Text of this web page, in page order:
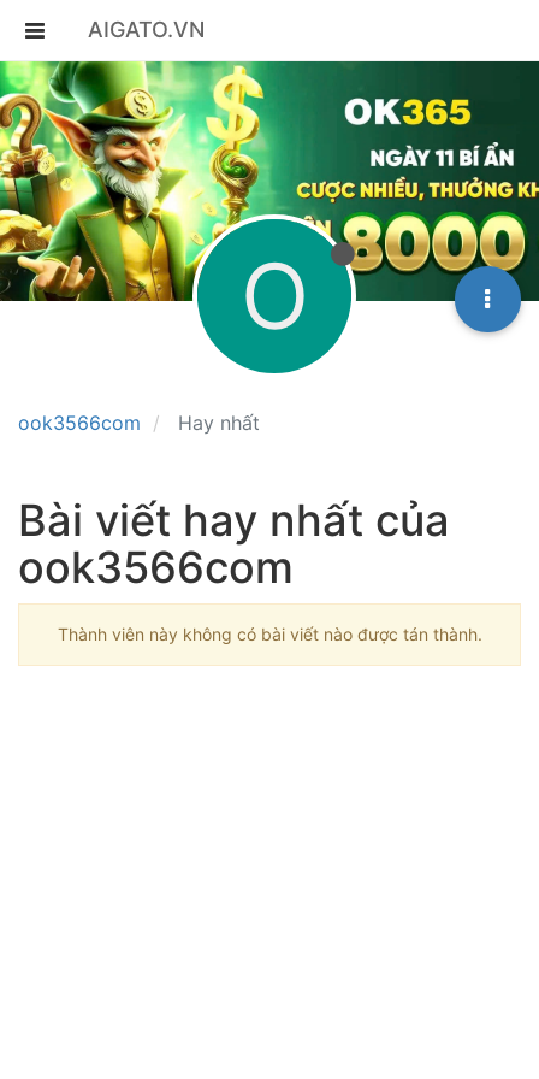
AIGATO.VN
ook3566com Hay nhất
O
Bài viết hay nhất của
ook3566com
Thành viên này không có bài viết nào được tán thành.